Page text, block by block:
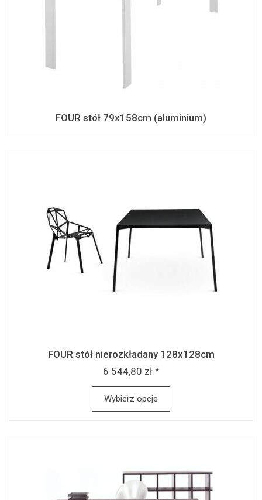
FOUR stół 79x158cm (aluminium)
FOUR stół nierozkładany 128x128cm
6 544,80 zł *
Wybierz opcje